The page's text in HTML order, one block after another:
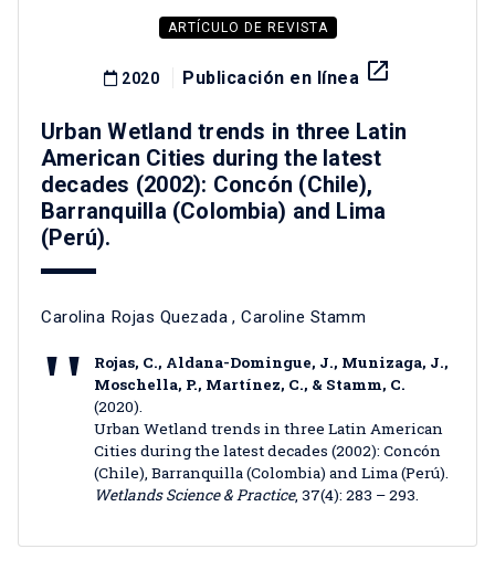
ARTÍCULO DE REVISTA
2020 Publicación en línea launch
Urban Wetland trends in three Latin
American Cities during the latest
decades (2002): Concón (Chile),
Barranquilla (Colombia) and Lima
(Perú).
Carolina Rojas Quezada , Caroline Stamm
Rojas, C., Aldana-Domingue, J., Munizaga, J.,
Moschella, P., Martínez, C., & Stamm, C.
(2020).
Urban Wetland trends in three Latin American
Cities during the latest decades (2002): Concón
(Chile), Barranquilla (Colombia) and Lima (Perú).
Wetlands Science & Practice, 37(4): 283 – 293.